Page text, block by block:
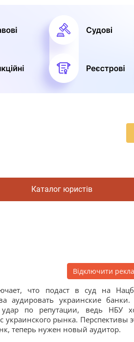
Каталог юристів
Відключити
что подаст в суд на
аудировать украинские банки.
по репутации, ведь НБУ
украинского рынка. Перспективы
теперь нужен новый аудитор.